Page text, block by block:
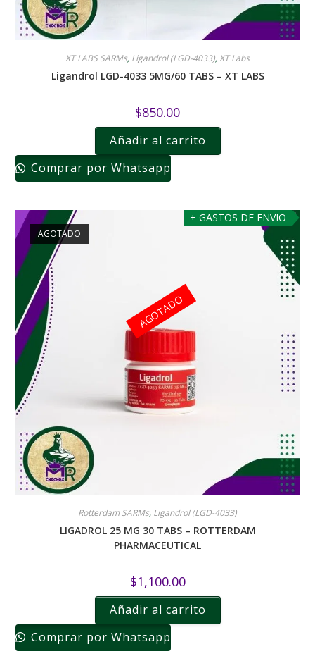
XT LABS SARMs, Ligandrol (LGD-4033),XT Labs
Ligandrol LGD-4033 5MG/60 TABS – XT LABS
$850.00
Añadir al carrito
Comprar por Whatsapp
+ GASTOS DE ENVIO
AGOTADO
Rotterdam SARMs, Ligandrol (LGD-4033)
LIGADROL 25 MG 30 TABS – ROTTERDAM
PHARMACEUTICAL
$1,100.00
Añadir al carrito
AGOTADO
Comprar por Whatsapp